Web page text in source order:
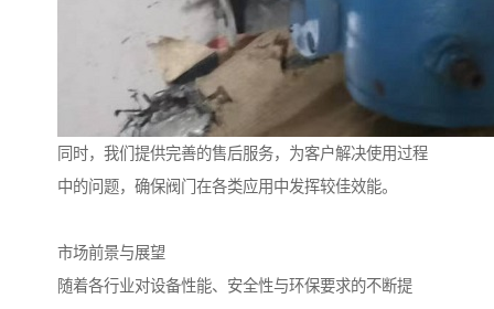
同时，我们提供完善的售后服务，为客户解决使用过程
中的问题，确保阀门在各类应用中发挥较佳效能。
市场前景与展望
随着各行业对设备性能、安全性与环保要求的不断提